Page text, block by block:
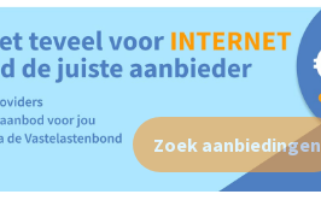
Zoek aanbiedingen